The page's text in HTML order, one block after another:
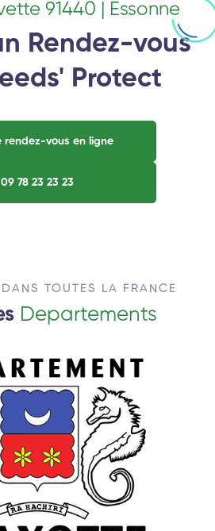
91440 | Essonne
Rendez-vous
Protect
rendez-vous en ligne
09 78 23 23 23
TOUTES LA FRANCE
Departements